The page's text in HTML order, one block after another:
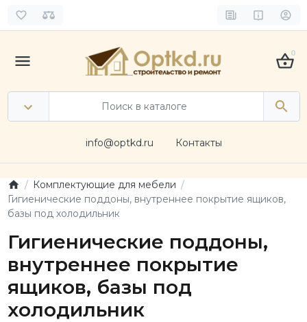
0
info@optkd.ru Контакты
Комплектующие для мебели
Гигиенические поддоны, внутреннее покрытие ящиков,
базы под холодильник
Гигиенические поддоны,
внутреннее покрытие
ящиков, базы под
холодильник